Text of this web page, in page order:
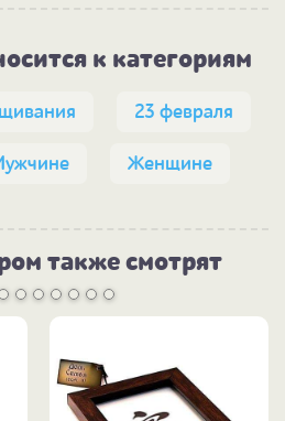
к категориям
23 февраля
Женщине
также смотрят